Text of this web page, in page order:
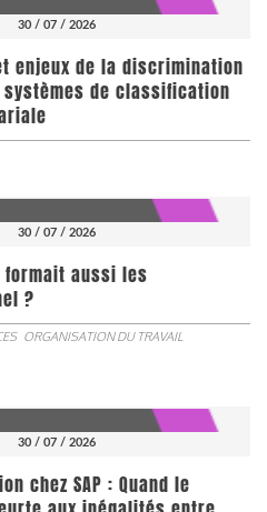
30 / 07 / 2026
enjeux de la discrimination
de classification
30 / 07 / 2026
aussi les
?
ORGANISATION DU TRAVAIL
30 / 07 / 2026
chez SAP : Quand le